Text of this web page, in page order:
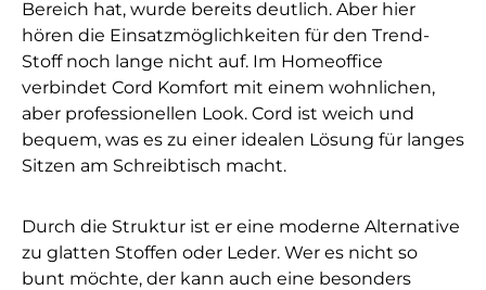
Bereich hat, wurde bereits deutlich. Aber hier
hören die Einsatzmöglichkeiten für den Trend-
Stoff noch lange nicht auf. Im Homeoffice
verbindet Cord Komfort mit einem wohnlichen,
aber professionellen Look. Cord ist weich und
bequem, was es zu einer idealen Lösung für langes
Sitzen am Schreibtisch macht.
Durch die Struktur ist er eine moderne Alternative
zu glatten Stoffen oder Leder. Wer es nicht so
bunt möchte, der kann auch eine besonders